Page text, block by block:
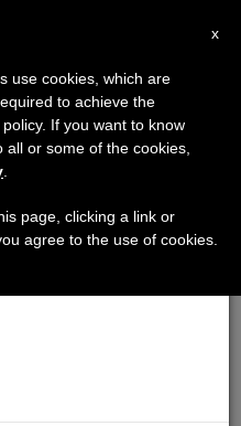
Sacerdote De La Diócesis De
×
haremos la pausa
el periodo de verano
y también el
x
use cookies, which are
to achieve the
If you want to know
or some of the cookies,
page, clicking a link or
agree to the use of cookies.